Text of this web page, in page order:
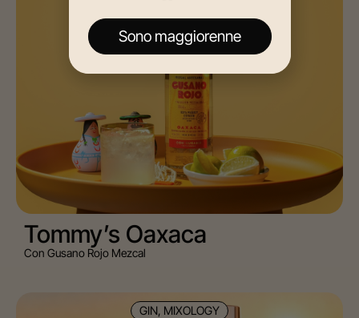
Tommy’s Oaxaca
Con Gusano Rojo Mezcal
GIN, MIXOLOGY
Sono maggiorenne